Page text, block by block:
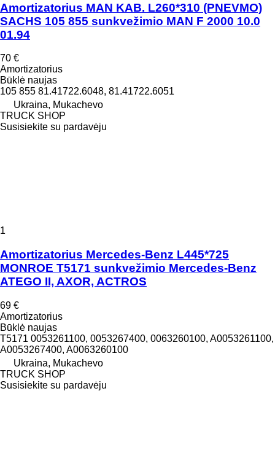
Amortizatorius MAN KAB. L260*310 (PNEVMO)
SACHS 105 855 sunkvežimio MAN F 2000 10.0
01.94
70 €
Amortizatorius
Būklė naujas
105 855 81.41722.6048, 81.41722.6051
Ukraina, Mukachevo
TRUCK SHOP
Susisiekite su pardavėju
1
Amortizatorius Mercedes-Benz L445*725
MONROE T5171 sunkvežimio Mercedes-Benz
ATEGO II, AXOR, ACTROS
69 €
Amortizatorius
Būklė naujas
T5171 0053261100, 0053267400, 0063260100, A0053261100,
A0053267400, A0063260100
Ukraina, Mukachevo
TRUCK SHOP
Susisiekite su pardavėju